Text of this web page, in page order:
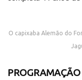
O capixaba Alemão do
PROGRAMAÇÃO